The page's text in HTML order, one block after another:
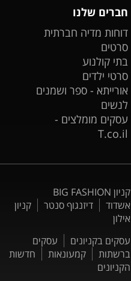
חברים שלנו
דוחות מדיה חברתית
סרטים
בתי קולנוע
סרטי ילדים
אורייתא - ספר ושמנים
לנשים
עסקים מומלצים -
T.co.il
קניון BIG FASHION
אשדוד
דיזנגוף סנטר
קניון
אילון
עסקים בקניונים
עסקים
ברשתות
קמעונאות
חדשות
הקניונים